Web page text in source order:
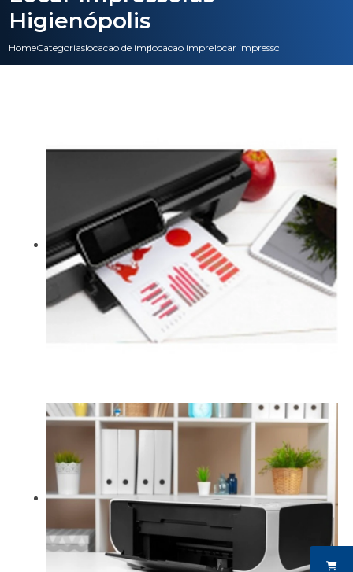
HomeCategoriaslocacao de impressoraslocacao impressora coloridalocar impressoras higienopolis
Higienópolis